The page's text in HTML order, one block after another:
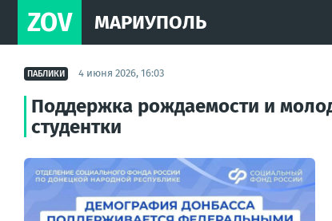
ZOV МАРИУПОЛЬ
ПАБЛИКИ 4 июня 2026, 16:03
Поддержка рождаемости и
студентки